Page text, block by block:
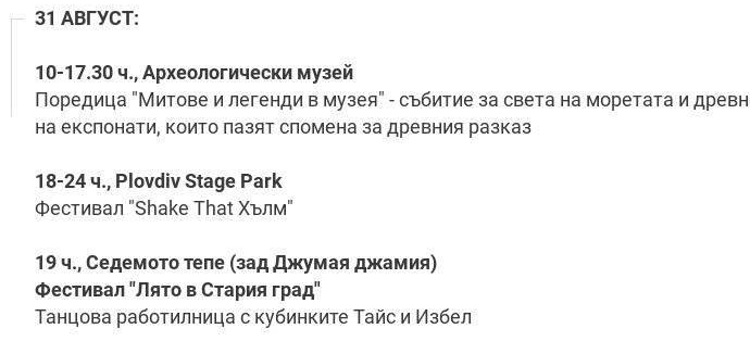
31 АВГУСТ:
10-17.30 ч., Археологически музей
Поредица "Митове и легенди в музея" - събитие за света на моретата и
на експонати, които пазят спомена за древния разказ
18-24 ч., Plovdiv Stage Park
Фестивал "Shake That Хълм"
19 ч., Седемото тепе (зад Джумая джамия)
Фестивал "Лято в Стария град"
Танцова работилница с кубинките Тайс и Избел